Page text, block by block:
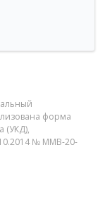
форма
(УКД),
№ ММВ-20-